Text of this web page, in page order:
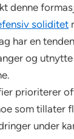
denne
soliditet
har en
og
prioriterer
som tillater
under